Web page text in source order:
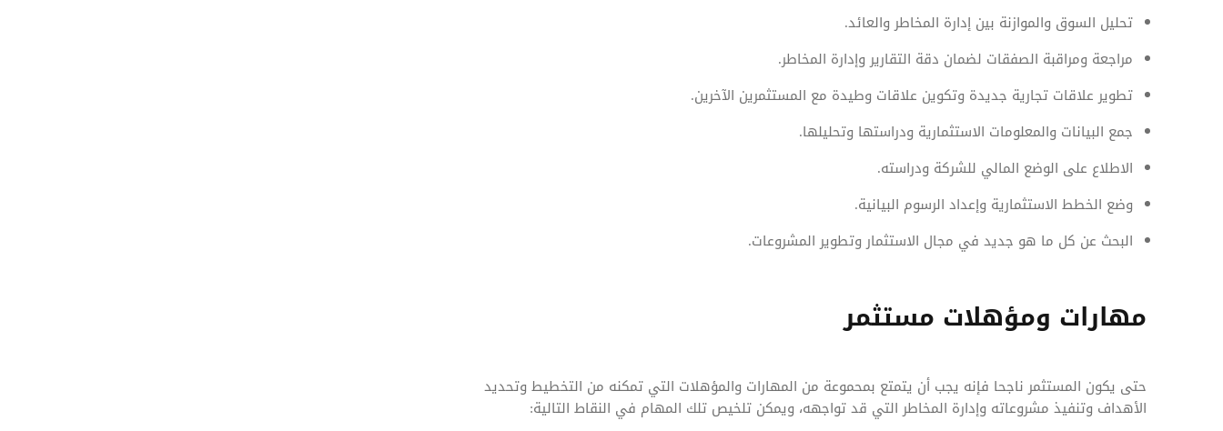
تحليل السوق والموازنة بين إدارة المخاطر والعائد.
مراجعة ومراقبة الصفقات لضمان دقة التقارير وإدارة المخاطر.
تطوير علاقات تجارية جديدة وتكوين علاقات وطيدة مع المستثمرين الآخرين.
جمع البيانات والمعلومات الاستثمارية ودراستها وتحليلها.
الاطلاع على الوضع المالي للشركة ودراسته.
وضع الخطط الاستثمارية وإعداد الرسوم البيانية.
البحث عن كل ما هو جديد في مجال الاستثمار وتطوير المشروعات.
مهارات ومؤهلات مستثمر
حتى يكون المستثمر ناجحا فإنه يجب أن يتمتع بمحموعة من المهارات والمؤهلات التي تمكنه من التخطيط وتحديد
الأهداف وتنفيذ مشروعاته وإدارة المخاطر التي قد تواجهه، ويمكن تلخيص تلك المهام في النقاط التالية: